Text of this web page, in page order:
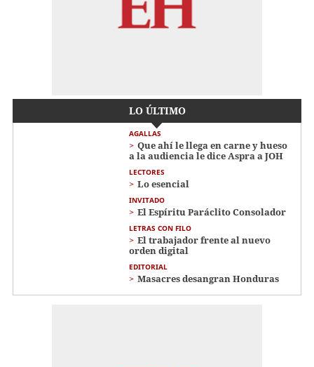
LO ÚLTIMO
AGALLAS
Que ahí le llega en carne y hueso
a la audiencia le dice Aspra a JOH
LECTORES
Lo esencial
INVITADO
El Espíritu Paráclito Consolador
LETRAS CON FILO
El trabajador frente al nuevo
orden digital
EDITORIAL
Masacres desangran Honduras